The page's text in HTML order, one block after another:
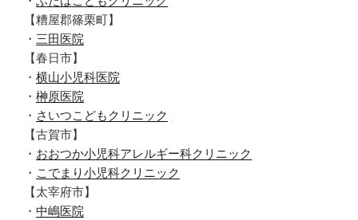
【糟屋郡篠栗町】
・ 三田医院
【春日市】
・ 横山小児科医院
・ 榊原医院
・ さいつこどもクリニック
【古賀市】
・ おおつか小児科アレルギー科クリニック
・ こでまり小児科クリニック
【太宰府市】
・ 中嶋医院